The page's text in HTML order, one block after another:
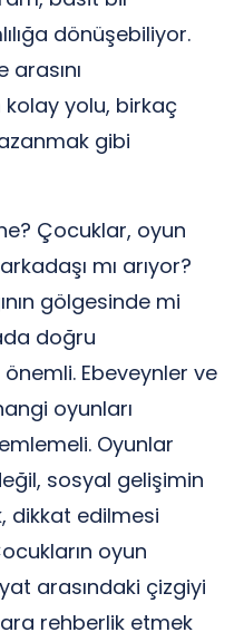
dönüşebiliyor.
kolay yolu, birkaç
gibi
Çocuklar, oyun
mı arıyor?
gölgesinde mi
doğru
Ebeveynler ve
oyunları
Oyunlar
sosyal gelişimin
dikkat edilmesi
oyun
arasındaki çizgiyi
rehberlik etmek